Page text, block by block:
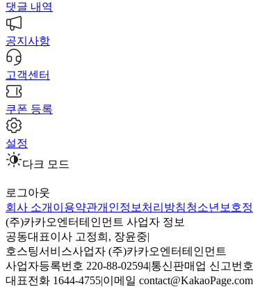
댓글 내역
공지사항
고객센터
쿠폰 등록
설정
다크 모드
로그아웃
회사 소개 이용약관개인정보처리방침청소년보호
(주)카카오엔터테인먼트 사업자 정보
공동대표이사 고정희, 장윤중|
호스팅서비스사업자 (주)카카오엔터테인먼트
사업자등록번호 220-88-02594|통신판매업 신고번
대표전화 1644-4755|이메일 contact@KakaoPage.com